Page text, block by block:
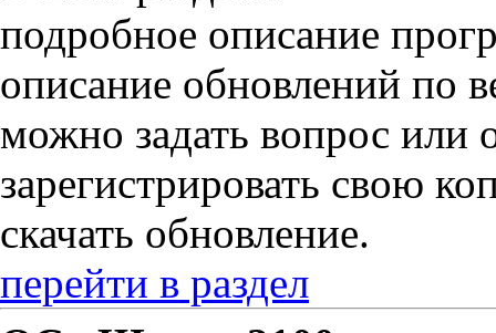
подробное описание
описание обновлений по
можно задать вопрос или
зарегистрировать свою
скачать обновление.
перейти в раздел